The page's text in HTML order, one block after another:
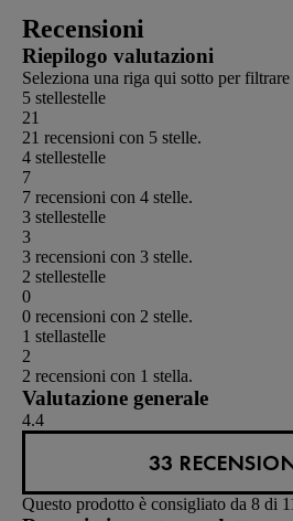
Recensioni
Riepilogo valutazioni
Seleziona una riga qui sotto per
5 stellestelle
21
21 recensioni con 5 stelle.
4 stellestelle
7
7 recensioni con 4 stelle.
3 stellestelle
3
3 recensioni con 3 stelle.
2 stellestelle
0
0 recensioni con 2 stelle.
1 stellastelle
2
2 recensioni con 1 stella.
Valutazione generale
4.4
33
Questo prodotto è consigliato da 8 di